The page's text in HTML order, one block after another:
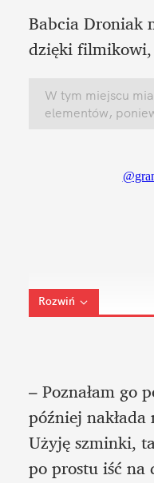
Babcia Droniak
dzięki filmikowi,
W tym miejscu
elementów,
Rozwiń
– Poznałam go
później
Użyję szminki,
po prostu iść